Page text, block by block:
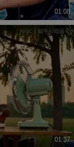
01:08
01:37